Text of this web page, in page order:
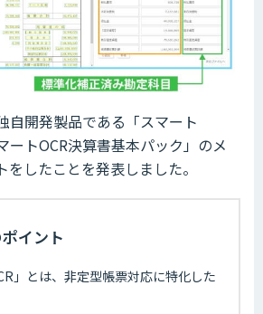
自開発製品である「スマート
ートOCR決算書基本パック」のメ
をしたことを発表しました。
イント
」とは、非定型帳票対応に特化した